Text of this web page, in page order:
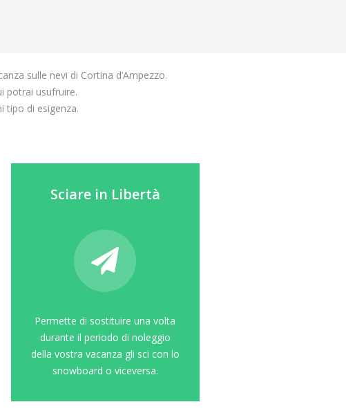
sulle nevi di Cortina d’Ampezzo.
usufruire.
di esigenza.
Sciare in Libertà
Permette di sostituire una volta
durante il periodo di noleggio
della vostra vacanza gli sci con lo
snowboard o viceversa.